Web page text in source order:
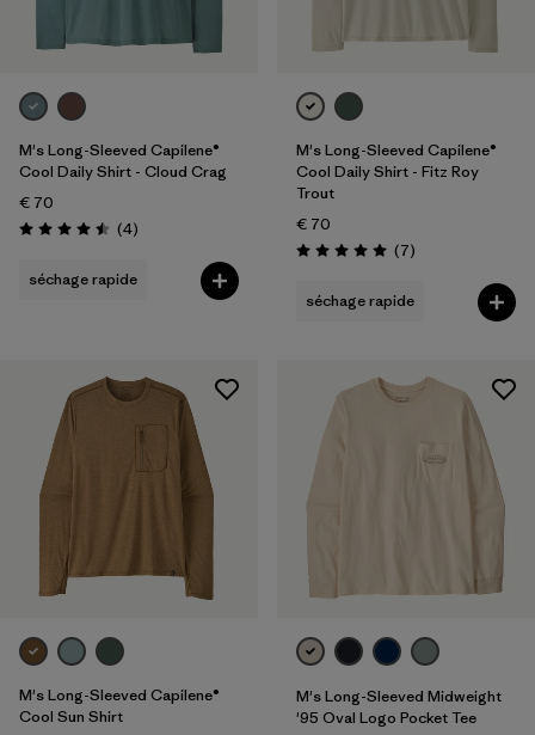
M's Long-Sleeved Capilene®
Cool Daily Shirt - Cloud Crag
€ 70
Évaluation: 4.5 / 5
(4Avis
)
séchage rapide
M's Long-Sleeved Capilene®
Cool Daily Shirt - Fitz Roy
Trout
€ 70
Évaluation: 5.0 / 5
(7Avis
)
séchage rapide
M's Long-Sleeved Capilene®
Cool Sun Shirt
M's Long-Sleeved Midweight
'95 Oval Logo Pocket Tee